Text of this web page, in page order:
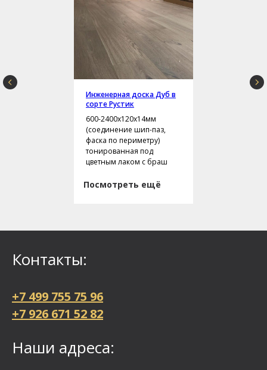
Инженерная доска Дуб в
сорте Рустик
600-2400х120х14мм
(соединение шип-паз,
фаска по периметру)
тонированная под
цветным лаком с браш
Посмотреть ещё
Контакты:
+7 499 755 75 96
+7 926 671 52 82
Наши адреса: